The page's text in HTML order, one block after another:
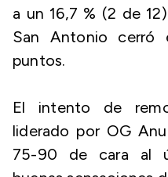
a un 16,7 % (2 de
San Antonio
puntos.
El intento de
liderado por OG
75-90 de cara al